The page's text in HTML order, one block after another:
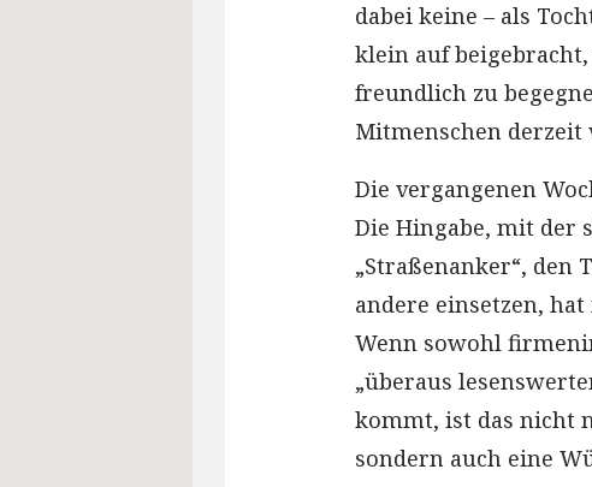
dabei keine – als
klein auf
freundlich zu
Mitmenschen derzeit
Die vergangenen
Die Hingabe, mit der
„Straßenanker“, den
andere einsetzen,
Wenn sowohl
„überaus
kommt, ist das nicht
sondern auch eine